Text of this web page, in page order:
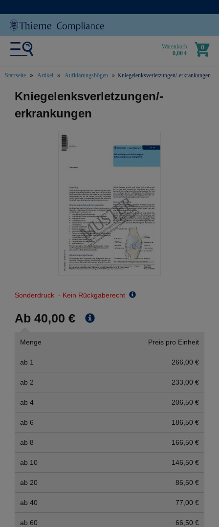
Warenkorb
0,00 €
0
Startseite Artikel Aufklärungsbögen Kniegelenksverletzungen/-erkrankungen
text.skipToContent
text.skipToNavigation
Kniegelenksverletzungen/-
erkrankungen
Sonderdruck - Kein Rückgaberecht
Ab 40,00 €
Menge Preis pro Einheit
ab 1 266,00 €
ab 2 233,00 €
ab 4 206,50 €
ab 6 186,50 €
ab 8 166,50 €
ab 10 146,50 €
ab 20 86,50 €
ab 40 77,00 €
ab 60 66,50 €